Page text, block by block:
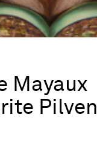
Mayaux
Pilven